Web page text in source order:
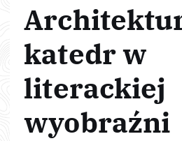
katedr w
literackiej
wyobraźni